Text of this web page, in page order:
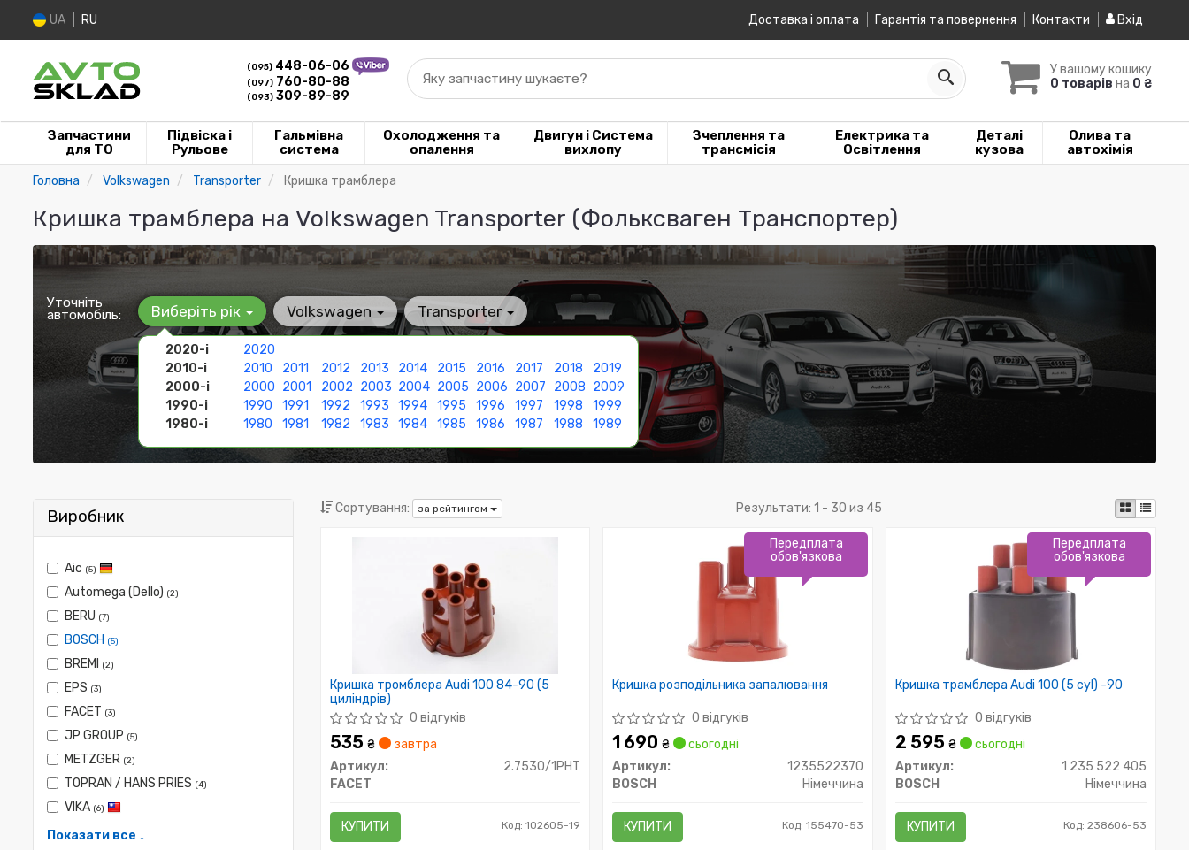
UA RU Доставка і оплата Гарантія та повернення Контакти Вхід
(095) 448-06-06
(097) 760-80-88
(093) 309-89-89
У вашому кошику
0 товарів на 0 ₴
Яку запчастину шукаєте?
Запчастини
для ТО
Підвіска і
Рульове
Гальмівна
система
Охолодження та
опалення
Двигун і Система
вихлопу
Зчеплення та
трансмісія
Електрика та
Освітлення
Деталі
кузова
Олива та
автохімія
Головна Volkswagen Transporter Кришка трамблера
Кришка трамблера на Volkswagen Transporter (Фольксваген Транспортер)
Уточніть
автомобіль: Виберіть рік
2020-і
2020
2010-і
2010 2011 2012 2013 2014 2015 2016 2017 2018
2019
2000-і
2000 2001 2002 2003 2004 2005 2006 2007 2008 2009
1990-і
1990 1991 1992 1993 1994 1995 1996 1997 1998
1999
1980-і
1980 1981 1982 1983 1984 1985 1986 1987 1988 1989
Volkswagen Transporter
Виробник
Aic (5)
Automega (Dello) (2)
BERU (7)
BOSCH (5)
BREMI (2)
EPS (3)
FACET (3)
JP GROUP (5)
METZGER (2)
TOPRAN / HANS PRIES (4)
VIKA (6)
Показати все ↓
Сортування: за рейтингом Результати: 1 - 30 из 45
Кришка тромблера Audi 100 84-90 (5
циліндрів)
0 відгуків
535 ₴
завтра
Артикул:
2.7530/1PHT
FACET
КУПИТИ Код: 102605-19
Кришка розподільника запалювання
0 відгуків
1 690₴
сьогодні
Артикул:
1235522370
BOSCH
Німеччина
КУПИТИ Код: 155470-53
Передплата
обов'язкова
Кришка трамблера Audi 100 (5 cyl) -90
0 відгуків
2 595₴
сьогодні
Артикул:
1 235 522 405
BOSCH
Німеччина
КУПИТИ Код: 238606-53
Передплата
обов'язкова